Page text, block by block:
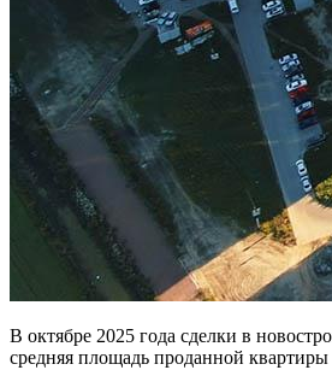
В октябре 2025 года сделки в новостройках выросли на 41,7% по сравнению с октябрем прошлого года. При этом
средняя площадь проданной